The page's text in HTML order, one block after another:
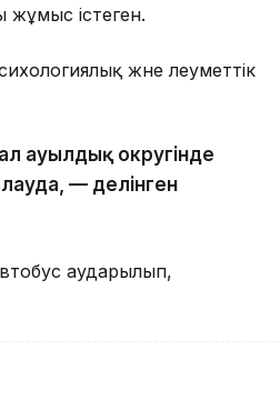
жұмыс істеген.
және әлеуметтік
ауылдық округінде
— делінген
аударылып,